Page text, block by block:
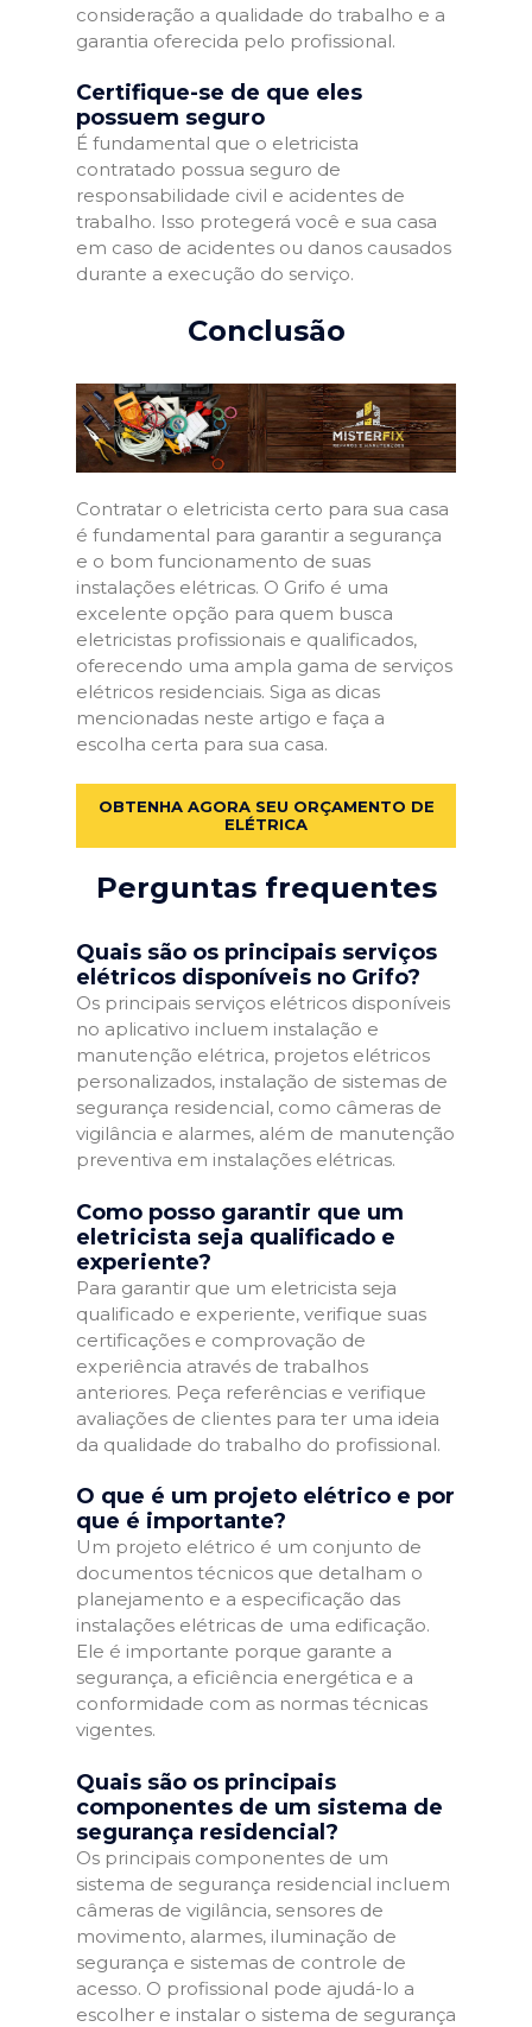
consideração a qualidade do trabalho e a
garantia oferecida pelo profissional.
Certifique-se de que eles
possuem seguro
É fundamental que o eletricista
contratado possua seguro de
responsabilidade civil e acidentes de
trabalho. Isso protegerá você e sua casa
em caso de acidentes ou danos causados
durante a execução do serviço.
Conclusão
Contratar o eletricista certo para sua casa
é fundamental para garantir a segurança
e o bom funcionamento de suas
instalações elétricas. O Grifo é uma
excelente opção para quem busca
eletricistas profissionais e qualificados,
oferecendo uma ampla gama de serviços
elétricos residenciais. Siga as dicas
mencionadas neste artigo e faça a
escolha certa para sua casa.
OBTENHA AGORA SEU ORÇAMENTO DE
ELÉTRICA
Perguntas frequentes
Quais são os principais serviços
elétricos disponíveis no Grifo?
Os principais serviços elétricos disponíveis
no aplicativo incluem instalação e
manutenção elétrica, projetos elétricos
personalizados, instalação de sistemas de
segurança residencial, como câmeras de
vigilância e alarmes, além de manutenção
preventiva em instalações elétricas.
Como posso garantir que um
eletricista seja qualificado e
experiente?
Para garantir que um eletricista seja
qualificado e experiente, verifique suas
certificações e comprovação de
experiência através de trabalhos
anteriores. Peça referências e verifique
avaliações de clientes para ter uma ideia
da qualidade do trabalho do profissional.
O que é um projeto elétrico e por
que é importante?
Um projeto elétrico é um conjunto de
documentos técnicos que detalham o
planejamento e a especificação das
instalações elétricas de uma edificação.
Ele é importante porque garante a
segurança, a eficiência energética e a
conformidade com as normas técnicas
vigentes.
Quais são os principais
componentes de um sistema de
segurança residencial?
Os principais componentes de um
sistema de segurança residencial incluem
câmeras de vigilância, sensores de
movimento, alarmes, iluminação de
segurança e sistemas de controle de
acesso. O profissional pode ajudá-lo a
escolher e instalar o sistema de segurança